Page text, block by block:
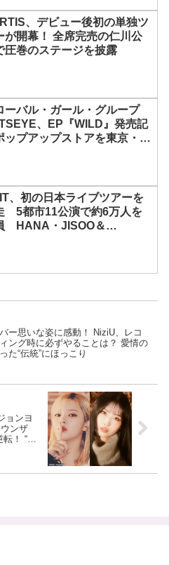
、デビュー後初の単独ツ
が開幕！ 全席完売の仁川公
圧巻のステージを披露
ーバル・ガール・グループ
、EP『WILD』発売記
ップアップストアを東京・原
、初の日本ライブツアーを
5都市11公演で約6万人を
HANA・JISOO＆
ー思いな姿に感動！ NiziU、レコ
ング時に必ずやることは？ 愛情の
た“伝統”にほっこり
ョンヨ
ンザ
！ “ラ